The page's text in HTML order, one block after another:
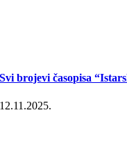
Svi brojevi časopisa
12.11.2025.